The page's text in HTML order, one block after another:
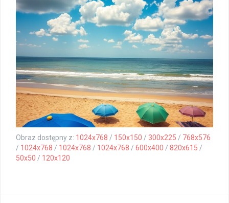
Obraz dostępny z: 1024x768 / 150x150 / 300x225 / 768x576
/ 1024x768 / 1024x768 / 1024x768 / 600x400 / 820x615 /
50x50 / 120x120